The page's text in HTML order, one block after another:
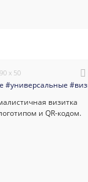
90 x 50
#универсальные